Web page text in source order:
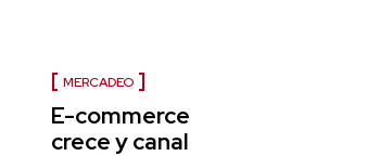
MERCADEO
E-commerce
crece y canal